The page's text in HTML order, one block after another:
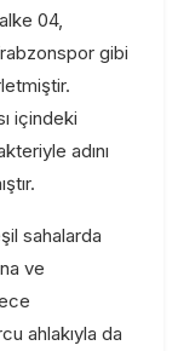
04,
gibi
içindeki
adını
sahalarda
ve
ahlakıyla da